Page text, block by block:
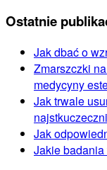
Ostatnie
Jak dbać o
Zmarszczki
medycyny
Jak trwale
Jak
Jakie